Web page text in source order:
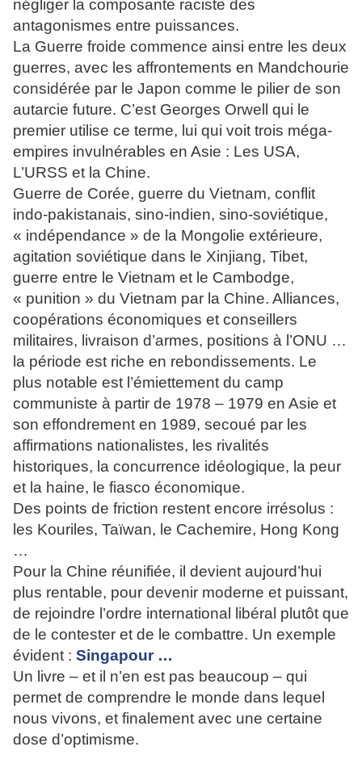
négliger la composante raciste des
antagonismes entre puissances.
La Guerre froide commence ainsi entre les deux
guerres, avec les affrontements en Mandchourie
considérée par le Japon comme le pilier de son
autarcie future. C’est Georges Orwell qui le
premier utilise ce terme, lui qui voit trois méga-
empires invulnérables en Asie : Les USA,
L’URSS et la Chine.
Guerre de Corée, guerre du Vietnam, conflit
indo-pakistanais, sino-indien, sino-soviétique,
« indépendance » de la Mongolie extérieure,
agitation soviétique dans le Xinjiang, Tibet,
guerre entre le Vietnam et le Cambodge,
« punition » du Vietnam par la Chine. Alliances,
coopérations économiques et conseillers
militaires, livraison d’armes, positions à l’ONU …
la période est riche en rebondissements. Le
plus notable est l’émiettement du camp
communiste à partir de 1978 – 1979 en Asie et
son effondrement en 1989, secoué par les
affirmations nationalistes, les rivalités
historiques, la concurrence idéologique, la peur
et la haine, le fiasco économique.
Des points de friction restent encore irrésolus :
les Kouriles, Taïwan, le Cachemire, Hong Kong
…
Pour la Chine réunifiée, il devient aujourd’hui
plus rentable, pour devenir moderne et puissant,
de rejoindre l’ordre international libéral plutôt que
de le contester et de le combattre. Un exemple
évident : Singapour …
Un livre – et il n’en est pas beaucoup – qui
permet de comprendre le monde dans lequel
nous vivons, et finalement avec une certaine
dose d’optimisme.